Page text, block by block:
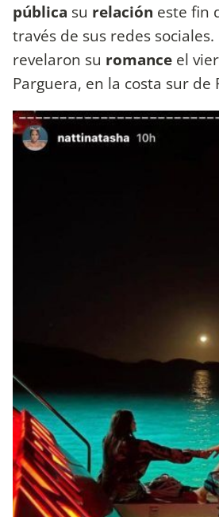
pública su relación este fin
través de sus redes sociales.
revelaron su romance el
Parguera, en la costa sur de